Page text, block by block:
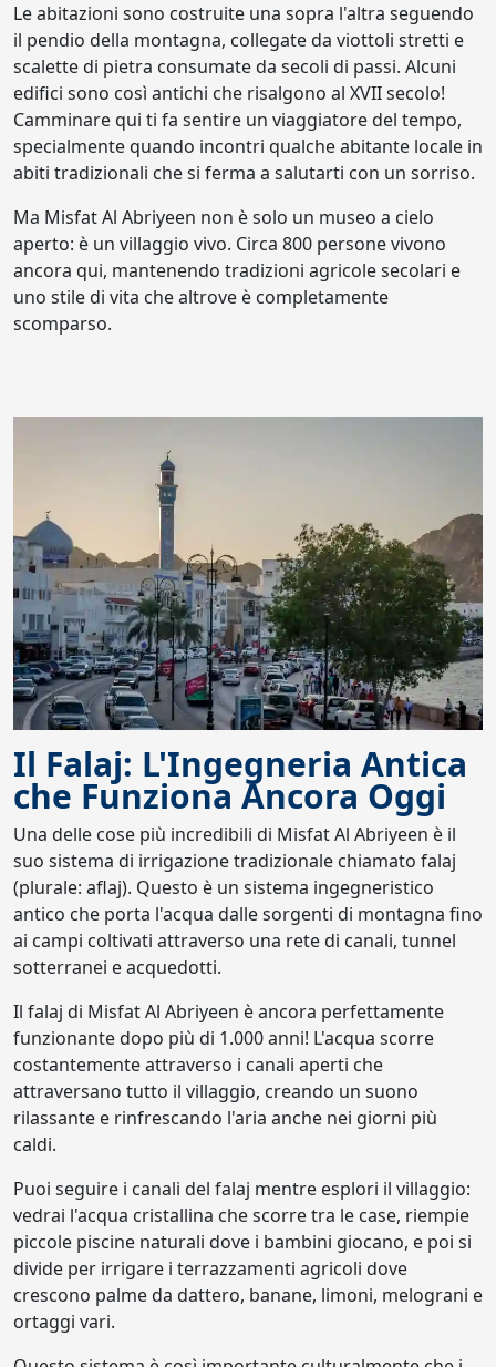
Le abitazioni sono costruite una sopra l'altra seguendo
il pendio della montagna, collegate da viottoli stretti e
scalette di pietra consumate da secoli di passi. Alcuni
edifici sono così antichi che risalgono al XVII secolo!
Camminare qui ti fa sentire un viaggiatore del tempo,
specialmente quando incontri qualche abitante locale in
abiti tradizionali che si ferma a salutarti con un sorriso.
Ma Misfat Al Abriyeen non è solo un museo a cielo
aperto: è un villaggio vivo. Circa 800 persone vivono
ancora qui, mantenendo tradizioni agricole secolari e
uno stile di vita che altrove è completamente
scomparso.
Il Falaj: L'Ingegneria Antica
che Funziona Ancora Oggi
Una delle cose più incredibili di Misfat Al Abriyeen è il
suo sistema di irrigazione tradizionale chiamato falaj
(plurale: aflaj). Questo è un sistema ingegneristico
antico che porta l'acqua dalle sorgenti di montagna fino
ai campi coltivati attraverso una rete di canali, tunnel
sotterranei e acquedotti.
Il falaj di Misfat Al Abriyeen è ancora perfettamente
funzionante dopo più di 1.000 anni! L'acqua scorre
costantemente attraverso i canali aperti che
attraversano tutto il villaggio, creando un suono
rilassante e rinfrescando l'aria anche nei giorni più
caldi.
Puoi seguire i canali del falaj mentre esplori il villaggio:
vedrai l'acqua cristallina che scorre tra le case, riempie
piccole piscine naturali dove i bambini giocano, e poi si
divide per irrigare i terrazzamenti agricoli dove
crescono palme da dattero, banane, limoni, melograni e
ortaggi vari.